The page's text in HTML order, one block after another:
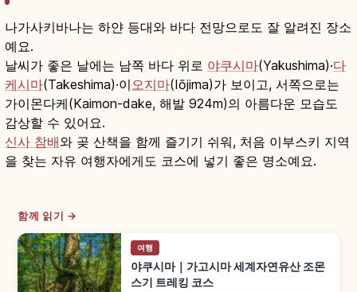
나가사키바나는 하얀 등대와 바다 전망으로도 잘 알려진 장소
예요.
날씨가 좋은 날에는 남쪽 바다 위로 야쿠시마(Yakushima)·다
케시마(Takeshima)·이오지마(Iōjima)가 보이고, 서쪽으로는
가이몬다케(Kaimon-dake, 해발 924m)의 아름다운 모습도
감상할 수 있어요.
신사 참배와 곶 산책을 함께 즐기기 쉬워, 처음 이부스키 지역
을 찾는 자유 여행자에게도 코스에 넣기 좋은 명소예요.
함께 읽기 →
여행
야쿠시마｜가고시마 세계자연유산 조몬
스기 트레킹 코스